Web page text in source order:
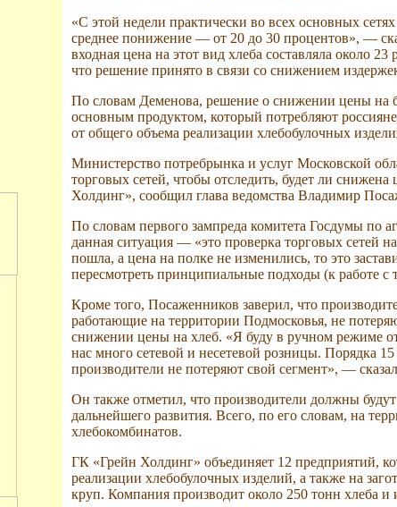
«С этой недели практически во всех основных
среднее понижение — от 20 до 30 процентов», —
входная цена на этот вид хлеба составляла около
что решение принято в связи со снижением
По словам Деменова, решение о снижении цены на
основным продуктом, который потребляют
от общего объема реализации хлебобулочных
Министерство потребрынка и услуг Московской
торговых сетей, чтобы отследить, будет ли
Холдинг», сообщил глава ведомства Владимир
По словам первого зампреда комитета Госдумы по
данная ситуация — «это проверка торговых сетей
пошла, а цена на полке не изменились, то это
пересмотреть принципиальные подходы (к работе
Кроме того, Посаженников заверил, что
работающие на территории Подмосковья, не
снижении цены на хлеб. «Я буду в ручном режиме
нас много сетевой и несетевой розницы. Порядка
производители не потеряют свой сегмент», —
Он также отметил, что производители должны
дальнейшего развития. Всего, по его словам, на
хлебокомбинатов.
ГК «Грейн Холдинг» объединяет 12 предприятий,
реализации хлебобулочных изделий, а также на
круп. Компания производит около 250 тонн хлеба и